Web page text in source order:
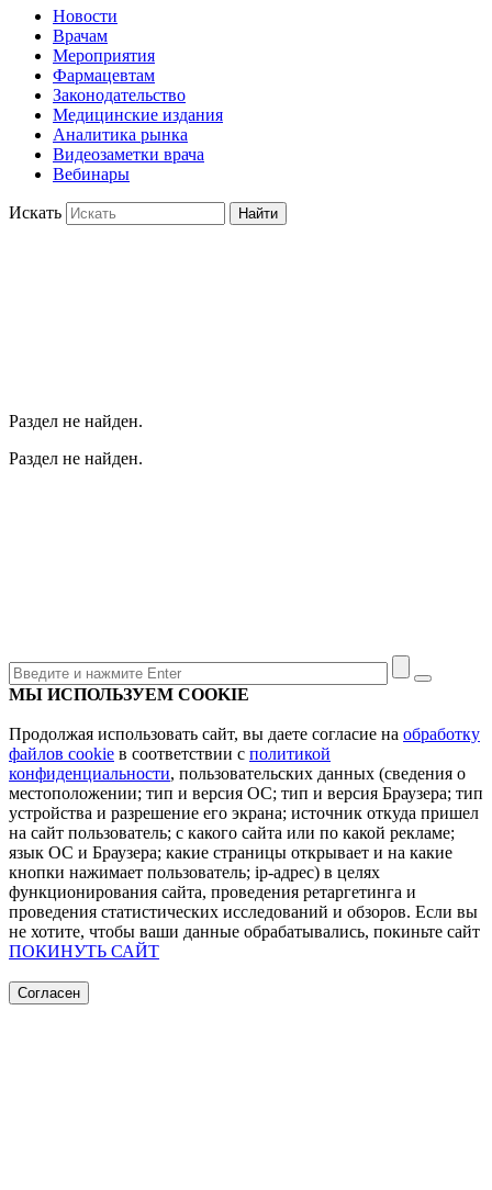
Новости
Врачам
Мероприятия
Фармацевтам
Законодательство
Медицинские издания
Аналитика рынка
Видеозаметки врача
Вебинары
Искать Найти
Раздел не найден.
Раздел не найден.
МЫ ИСПОЛЬЗУЕМ COOKIE
Продолжая использовать сайт, вы даете согласие на обработку
файлов cookie в соответствии с политикой
конфиденциальности, пользовательских данных (сведения о
местоположении; тип и версия ОС; тип и версия Браузера; тип
устройства и разрешение его экрана; источник откуда пришел
на сайт пользователь; с какого сайта или по какой рекламе;
язык ОС и Браузера; какие страницы открывает и на какие
кнопки нажимает пользователь; ip-адрес) в целях
функционирования сайта, проведения ретаргетинга и
проведения статистических исследований и обзоров. Если вы
не хотите, чтобы ваши данные обрабатывались, покиньте сайт
ПОКИНУТЬ САЙТ
Согласен